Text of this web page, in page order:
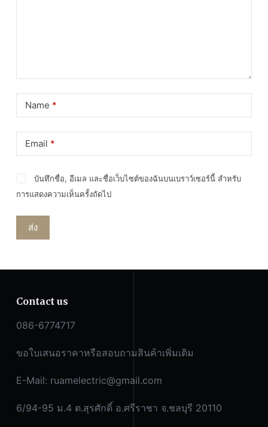
Name *
Email *
บันทึกชื่อ, อีเมล และชื่อเว็บไซต์ของฉันบนเบราว์เซอร์นี้ สำหรับ
การแสดงความเห็นครั้งถัดไป
ส่ง
Contact us
086-6774717
ขอใบเสนอราคาหรือสอบถามสินค้าเพิ่มเติม
E-Mail: ruamelectric@gmail.com
6/94-95 ม.4 ต.สุรศักดิ์ อ.ศรีราชา จ.ชลบุรี 20110